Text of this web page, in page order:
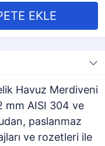
Havuz Merdiveni
mm AISI 304 ve
paslanmaz
ve rozetleri ile